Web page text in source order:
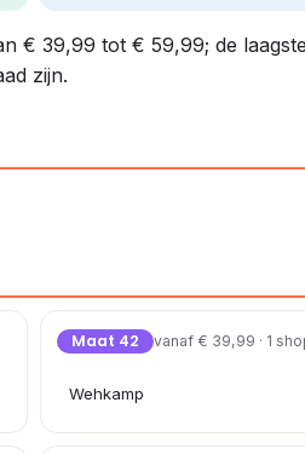
€ 39,99 tot € 59,99; de
zijn.
Maat 42 vanaf € 39,99 · 1
Wehkamp